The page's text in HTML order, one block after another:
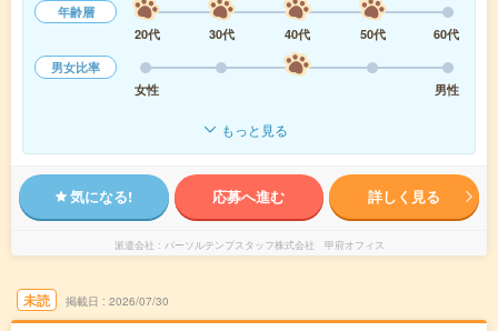
年齢層
20代
30代 40代 50代
60代
男女比率
女性
男性
もっと見る
気になる! 応募へ進む 詳しく見る
派遣会社 パーソルテンプスタッフ株式会社 甲府オフィス
未読 掲載日 2026/07/30